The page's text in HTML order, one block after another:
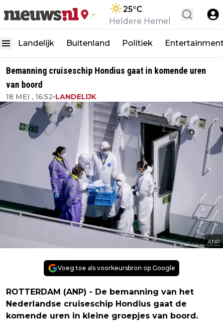
25°C
Heldere Hemel
Landelijk Buitenland Politiek
Bemanning cruiseschip Hondius gaat in komende uren
van boord
18 MEI , 16:52•LANDELIJK
ANP
Voeg toe als voorkeursbron op Google
ROTTERDAM (ANP) - De bemanning van het
Nederlandse cruiseschip Hondius gaat de
komende uren in kleine groepjes van boord.